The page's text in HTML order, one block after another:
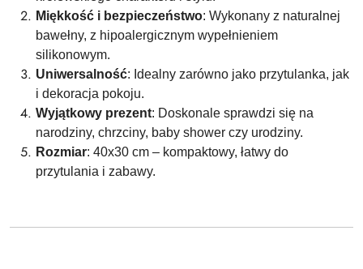
Miękkość i bezpieczeństwo: Wykonany z naturalnej
bawełny, z hipoalergicznym wypełnieniem
silikonowym.
Uniwersalność: Idealny zarówno jako przytulanka, jak
i dekoracja pokoju.
Wyjątkowy prezent: Doskonale sprawdzi się na
narodziny, chrzciny, baby shower czy urodziny.
Rozmiar: 40x30 cm – kompaktowy, łatwy do
przytulania i zabawy.